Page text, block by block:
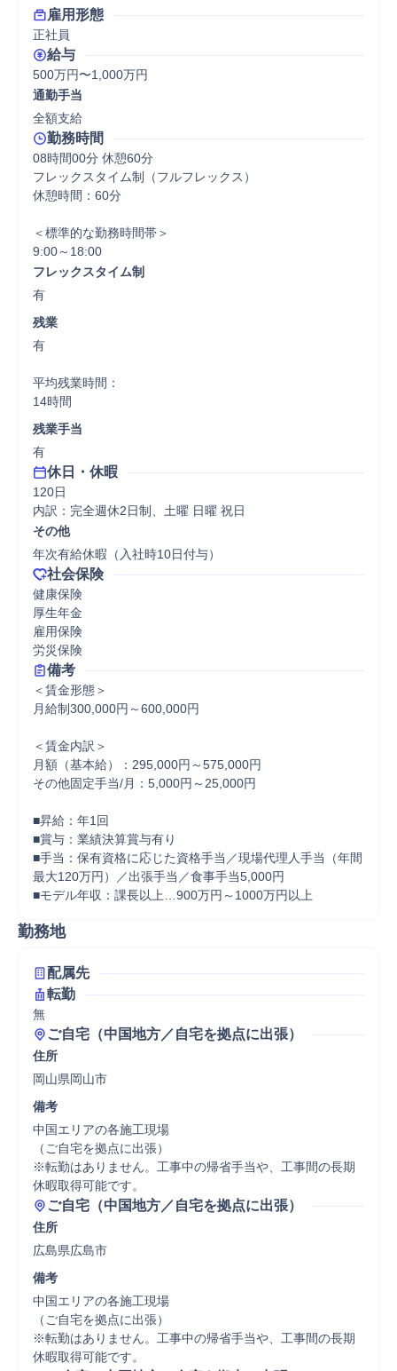
雇用形態
正社員
給与
500万円〜1,000万円
通勤手当
全額支給
勤務時間
08時間00分 休憩60分
フレックスタイム制（フルフレックス）
休憩時間：60分
＜標準的な勤務時間帯＞
9:00～18:00
フレックスタイム制
有
残業
有
平均残業時間：
14時間
残業手当
有
休日・休暇
120日
内訳：完全週休2日制、土曜 日曜 祝日
その他
年次有給休暇（入社時10日付与）
社会保険
健康保険
厚生年金
雇用保険
労災保険
備考
＜賃金形態＞
月給制300,000円～600,000円
＜賃金内訳＞
月額（基本給）：295,000円～575,000円
その他固定手当/月：5,000円～25,000円
■昇給：年1回
■賞与：業績決算賞与有り
■手当：保有資格に応じた資格手当／現場代理人手当（年間
最大120万円）／出張手当／食事手当5,000円
■モデル年収：課長以上…900万円～1000万円以上
勤務地
配属先
転勤
無
ご自宅（中国地方／自宅を拠点に出張）
住所
岡山県岡山市
備考
中国エリアの各施工現場
（ご自宅を拠点に出張）
※転勤はありません。工事中の帰省手当や、工事間の長期
休暇取得可能です。
ご自宅（中国地方／自宅を拠点に出張）
住所
広島県広島市
備考
中国エリアの各施工現場
（ご自宅を拠点に出張）
※転勤はありません。工事中の帰省手当や、工事間の長期
休暇取得可能です。